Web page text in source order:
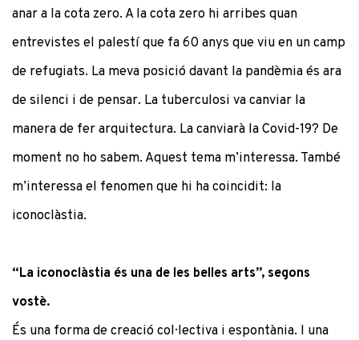
anar a la cota zero. A la cota zero hi arribes quan
entrevistes el palestí que fa 60 anys que viu en un camp
de refugiats. La meva posició davant la pandèmia és ara
de silenci i de pensar. La tuberculosi va canviar la
manera de fer arquitectura. La canviarà la Covid-19? De
moment no ho sabem. Aquest tema m’interessa. També
m’interessa el fenomen que hi ha coincidit: la
iconoclàstia.
“La iconoclàstia és una de les belles arts”, segons
vostè.
És una forma de creació col·lectiva i espontània. I una